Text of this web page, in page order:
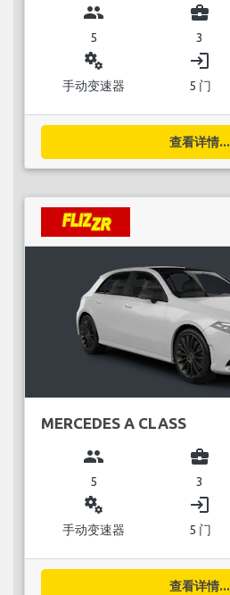
group
5
business_center
3
miscellaneous_services
手动变速器
login
5 门
查看详情...
MERCEDES A CLASS
group
5
business_center
3
miscellaneous_services
手动变速器
login
5 门
查看详情...